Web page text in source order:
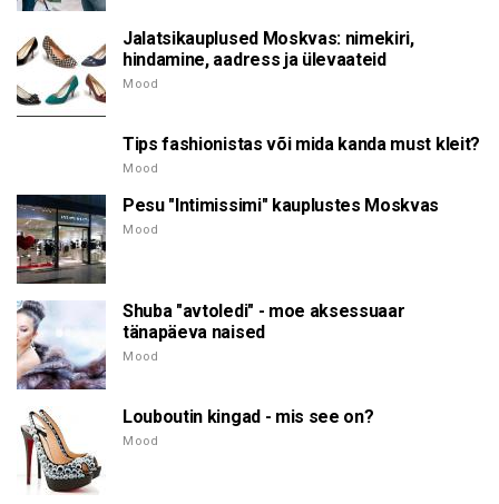
Jalatsikauplused Moskvas: nimekiri,
hindamine, aadress ja ülevaateid
Mood
Tips fashionistas või mida kanda must kleit?
Mood
Pesu "Intimissimi" kauplustes Moskvas
Mood
Shuba "avtoledi" - moe aksessuaar
tänapäeva naised
Mood
Louboutin kingad - mis see on?
Mood